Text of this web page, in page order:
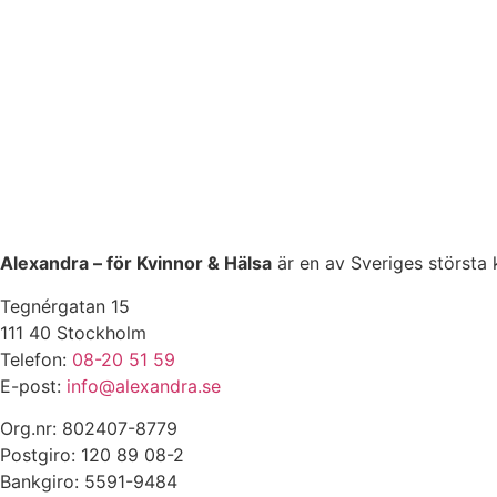
Alexandra – för Kvinnor & Hälsa är en av Sveriges största
Tegnérgatan 15
111 40 Stockholm
Telefon: 08-20 51 59
E-post: info@alexandra.se
Org.nr: 802407-8779
Postgiro: 120 89 08-2
Bankgiro: 5591-9484